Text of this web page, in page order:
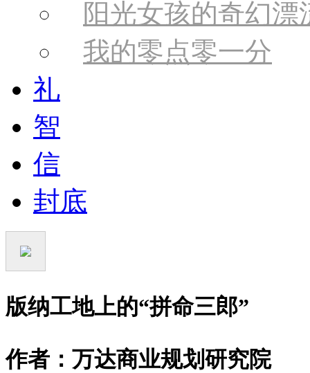
阳光女孩的奇幻漂
我的零点零一分
礼
智
信
封底
版纳工地上的“拼命三郎”
作者：万达商业规划研究院